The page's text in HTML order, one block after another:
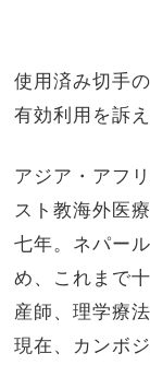
使用済み切手の
有効利用を訴
アジア・アフ
スト教海外医
七年。ネパー
め、これまで
産師、理学療
現在、カンボ